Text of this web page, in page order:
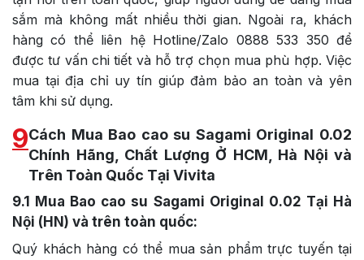
sắm mà không mất nhiều thời gian. Ngoài ra, khách
hàng có thể liên hệ Hotline/Zalo 0888 533 350 để
được tư vấn chi tiết và hỗ trợ chọn mua phù hợp. Việc
mua tại địa chỉ uy tín giúp đảm bảo an toàn và yên
tâm khi sử dụng.
9Cách Mua Bao cao su Sagami Original 0.02
Chính Hãng, Chất Lượng Ở HCM, Hà Nội và
Trên Toàn Quốc Tại Vivita
9.1
Mua Bao cao su Sagami Original 0.02 Tại Hà
Nội (HN) và trên toàn quốc:
Quý khách hàng có thể mua sản phẩm trực tuyến tại